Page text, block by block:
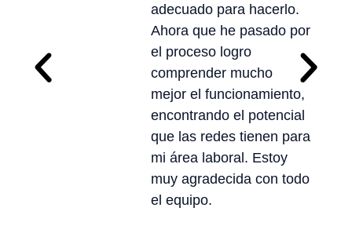
adecuado para hacerlo.
Ahora que he pasado por
el proceso logro
comprender mucho
mejor el funcionamiento,
encontrando el potencial
que las redes tienen para
mi área laboral. Estoy
muy agradecida con todo
el equipo.